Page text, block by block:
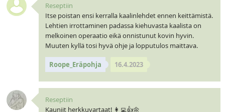
Reseptiin
Itse poistan ensi kerralla kaalinlehdet ennen keittämistä.
Lehtien irrottaminen padassa kiehuvasta kaalista on
melkoinen operaatio eikä onnistunut kovin hyvin.
Muuten kyllä tosi hyvä ohje ja lopputulos maittava.
Roope_Eräpohja 16.4.2023
Reseptiin
Kauniit herkkuvartaat! 👩‍💻👍🌼